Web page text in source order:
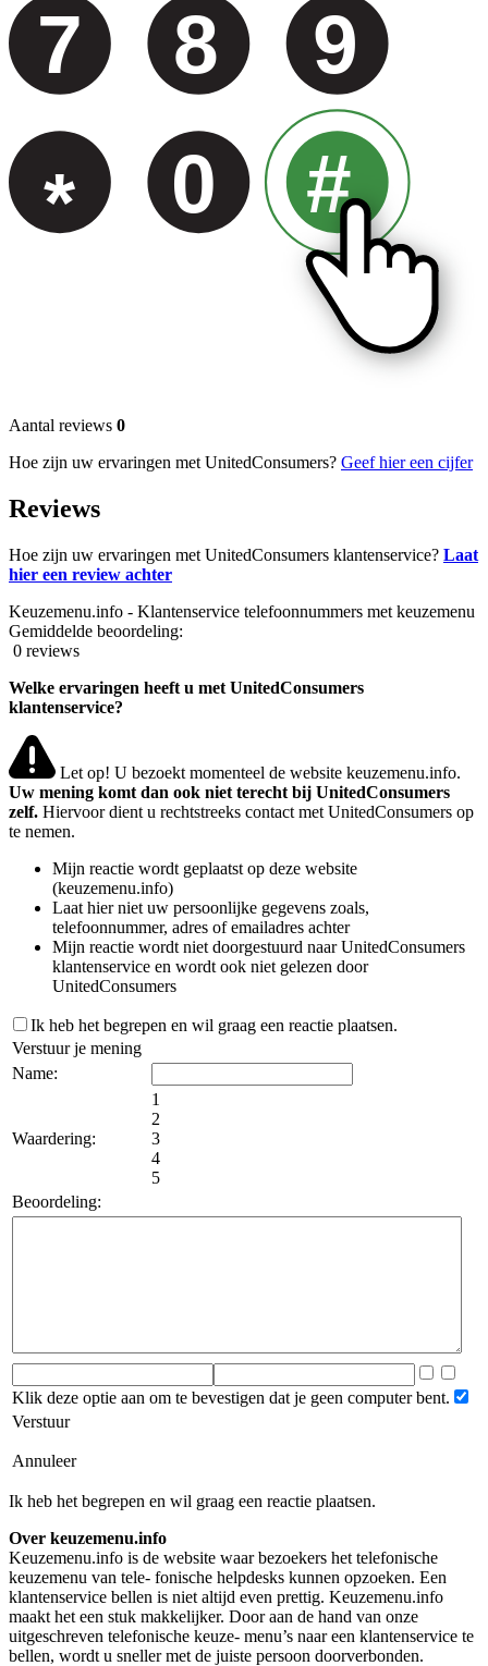
7 8 9
* 0 #
Aantal reviews 0
Hoe zijn uw ervaringen met UnitedConsumers? Geef hier een cijfer
Reviews
Hoe zijn uw ervaringen met UnitedConsumers klantenservice? Laat
hier een review achter
Keuzemenu.info - Klantenservice telefoonnummers met keuzemenu
Gemiddelde beoordeling:
0 reviews
Welke ervaringen heeft u met UnitedConsumers
klantenservice?
Let op! U bezoekt momenteel de website keuzemenu.info.
Uw mening komt dan ook niet terecht bij UnitedConsumers
zelf. Hiervoor dient u rechtstreeks contact met UnitedConsumers op
te nemen.
Mijn reactie wordt geplaatst op deze website
(keuzemenu.info)
Laat hier niet uw persoonlijke gegevens zoals,
telefoonnummer, adres of emailadres achter
Mijn reactie wordt niet doorgestuurd naar UnitedConsumers
klantenservice en wordt ook niet gelezen door
UnitedConsumers
Ik heb het begrepen en wil graag een reactie plaatsen.
Verstuur je mening
Name:
Waardering:
1
2
3
4
5
Beoordeling:
Klik deze optie aan om te bevestigen dat je geen computer bent.
Verstuur
Annuleer
Ik heb het begrepen en wil graag een reactie plaatsen.
Over keuzemenu.info
Keuzemenu.info is de website waar bezoekers het telefonische
keuzemenu van tele- fonische helpdesks kunnen opzoeken. Een
klantenservice bellen is niet altijd even prettig. Keuzemenu.info
maakt het een stuk makkelijker. Door aan de hand van onze
uitgeschreven telefonische keuze- menu’s naar een klantenservice te
bellen, wordt u sneller met de juiste persoon doorverbonden.